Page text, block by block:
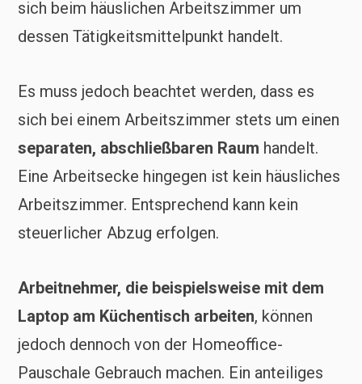
sich beim häuslichen Arbeitszimmer um
dessen Tätigkeitsmittelpunkt handelt.
Es muss jedoch beachtet werden, dass es
sich bei einem Arbeitszimmer stets um einen
separaten, abschließbaren Raum handelt.
Eine Arbeitsecke hingegen ist kein häusliches
Arbeitszimmer. Entsprechend kann kein
steuerlicher Abzug erfolgen.
Arbeitnehmer, die beispielsweise mit dem
Laptop am Küchentisch arbeiten, können
jedoch dennoch von der Homeoffice-
Pauschale Gebrauch machen. Ein anteiliges